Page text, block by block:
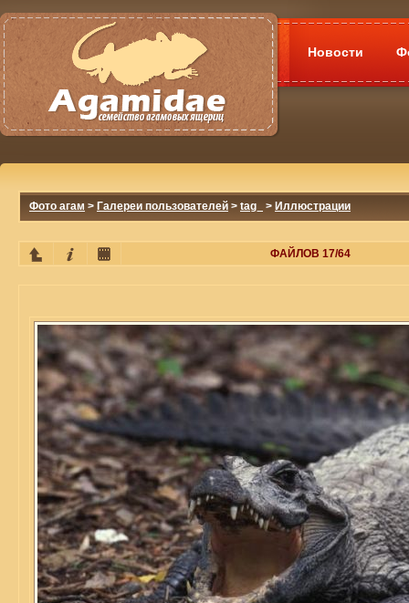
Новости
Фото агам > Галереи пользователей > tag_ > Иллюстрации
ФАЙЛОВ 17/64